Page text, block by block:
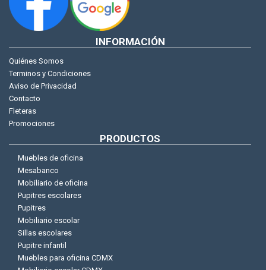
INFORMACIÓN
Quiénes Somos
Terminos y Condiciones
Aviso de Privacidad
Contacto
Fleteras
Promociones
PRODUCTOS
Muebles de oficina
Mesabanco
Mobiliario de oficina
Pupitres escolares
Pupitres
Mobiliario escolar
Sillas escolares
Pupitre infantil
Muebles para oficina CDMX